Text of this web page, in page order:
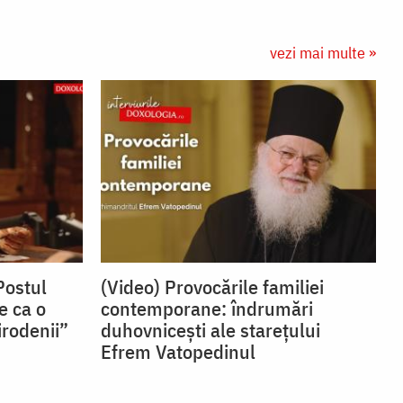
vezi mai multe »
ca o
(Video) Provocările familiei
contemporane: îndrumări
duhovnicești ale starețului
Efrem Vatopedinul